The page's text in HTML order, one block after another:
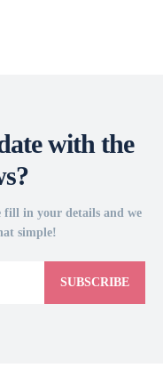
with the
fill in your details and we
simple!
SUBSCRIBE